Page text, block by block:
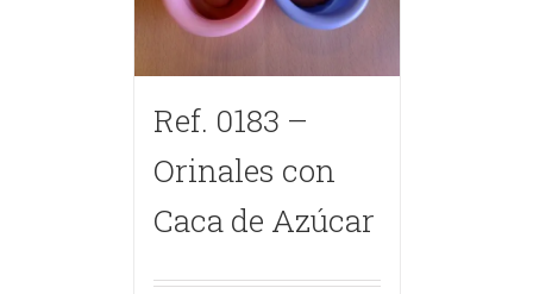
Ref. 0183 –
Orinales con
Caca de Azúcar